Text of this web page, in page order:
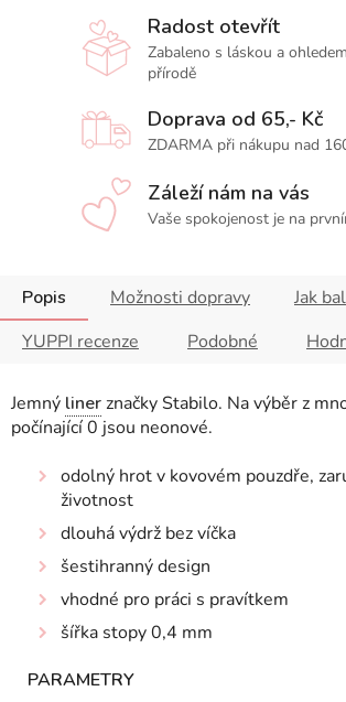
Radost otevřít
Zabaleno s láskou a
přírodě
Doprava od 65,- Kč
ZDARMA při nákupu nad
Záleží nám na vás
Vaše spokojenost je na
Popis Možnosti dopravy
Jak
YUPPI recenze
Podobné
Jemný linerznačky Stabilo. Na výběr z
počínající 0 jsou neonové.
odolný hrot v kovovém pouzdře,
životnost
dlouhá výdrž bez víčka
šestihranný design
vhodné pro práci s pravítkem
šířka stopy 0,4 mm